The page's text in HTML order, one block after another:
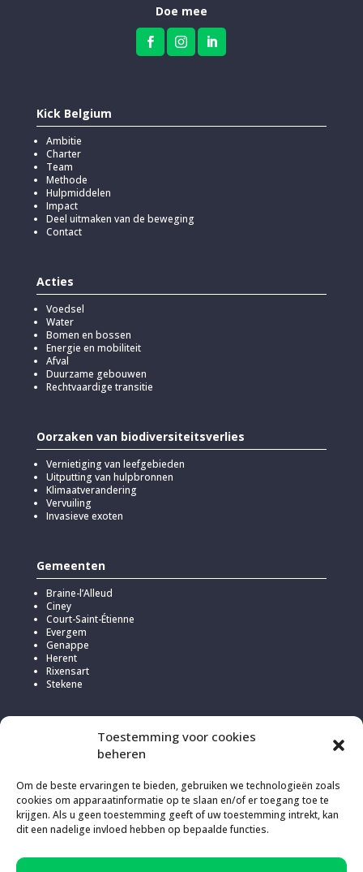
Toestemming voor cookies
beheren
Om de beste ervaringen te bieden, gebruiken we technologieën zoals
cookies om apparaatinformatie op te slaan en/of er toegang toe te
krijgen. Als u geen toestemming geeft of uw toestemming intrekt, kan
dit een nadelige invloed hebben op bepaalde functies.
Doe mee
  
Kick Belgium
Ambitie
Charter
Team
Methode
Hulpmiddelen
Impact
Deel uitmaken van de beweging
Contact
Acties
Voedsel
Water
Bomen en bossen
Energie en mobiliteit
Afval
Duurzame gebouwen
Rechtvaardige transitie
Oorzaken van biodiversiteitsverlies
Vernietiging van leefgebieden
Uitputting van hulpbronnen
Klimaatverandering
Vervuiling
Invasieve exoten
Gemeenten
Braine-l’Alleud
Ciney
Court-Saint-Étienne
Evergem
Genappe
Herent
Rixensart
Stekene